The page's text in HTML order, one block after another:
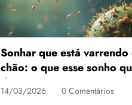
Sonhar que está varrendo
chão: o que esse sonho
dizer?
14/03/2026 0 Comentários